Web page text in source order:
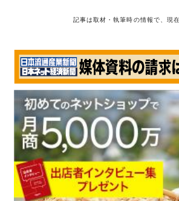
記事は取材・執筆時の情報で、現